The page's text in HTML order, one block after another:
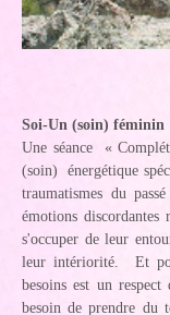
Soi-Un (soin) féminin
Une séance «
(soin) énergétique
traumatismes du
émotions discordantes
s'occuper de leur
leur intériorité. Et
besoins est un
besoin de prendre du